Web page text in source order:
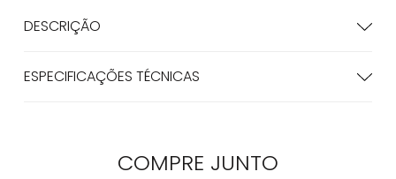
DESCRIÇÃO
ESPECIFICAÇÕES TÉCNICAS
COMPRE JUNTO